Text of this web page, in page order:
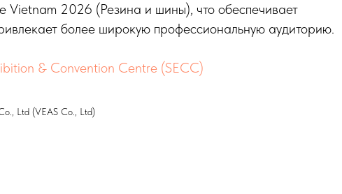
Vietnam 2026 (Резина и шины), что обеспечивает
более широкую профессиональную аудиторию.
& Convention Centre (SECC)
Ltd (VEAS Co., Ltd)